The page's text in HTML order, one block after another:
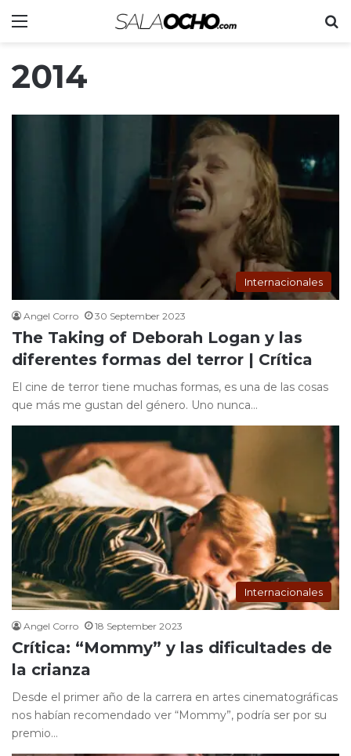
Menu
2014
Internacionales
Angel Corro 30 September 2023
The Taking of Deborah Logan y las
diferentes formas del terror | Crítica
El cine de terror tiene muchas formas, es una de las cosas
que más me gustan del género. Uno nunca…
Internacionales
Angel Corro 18 September 2023
Crítica: “Mommy” y las dificultades de
la crianza
Desde el primer año de la carrera en artes cinematográficas
nos habían recomendado ver “Mommy”, podría ser por su
premio…